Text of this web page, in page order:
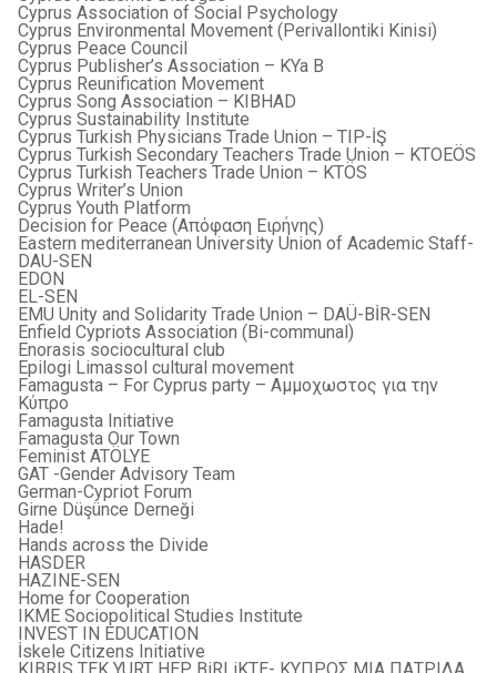
Cyprus Association of Social Psychology
Cyprus Environmental Movement (Perivallontiki Kinisi)
Cyprus Peace Council
Cyprus Publisher’s Association – KYa B
Cyprus Reunification Movement
Cyprus Song Association – KIBHAD
Cyprus Sustainability Institute
Cyprus Turkish Physicians Trade Union – TIP-İŞ
Cyprus Turkish Secondary Teachers Trade Union – KTOEÖS
Cyprus Turkish Teachers Trade Union – KTÖS
Cyprus Writer’s Union
Cyprus Youth Platform
Decision for Peace (Απόφαση Ειρήνης)
Eastern mediterranean University Union of Academic Staff-
DAU-SEN
EDON
EL-SEN
EMU Unity and Solidarity Trade Union – DAÜ-BİR-SEN
Enfield Cypriots Association (Bi-communal)
Enorasis sociocultural club
Epilogi Limassol cultural movement
Famagusta – For Cyprus party – Αμμοχωστος για την
Κύπρο
Famagusta Initiative
Famagusta Our Town
Feminist ATÖLYE
GAT -Gender Advisory Team
German-Cypriot Forum
Girne Düşünce Derneği
Hade!
Hands across the Divide
HASDER
HAZINE-SEN
Home for Cooperation
IKME Sociopolitical Studies Institute
INVEST IN EDUCATION
İskele Citizens Initiative
KIBRIS TEK YURT HEP BiRLiKTE- ΚΥΠΡΟΣ ΜΙΑ ΠΑΤΡΙΔΑ